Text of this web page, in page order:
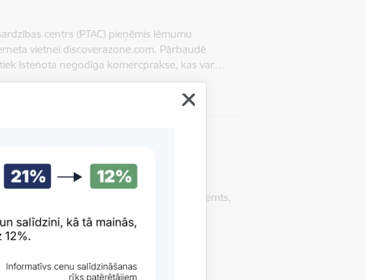
centrs (PTAC) pieņēmis lēmumu
vietnei discoverazone.com. Pārbaudē
īstenota negodīga komercprakse, kas var…
centrs (PTAC) pieņēmis lēmumu
vietnei marta-riga.com. Lēmums pieņemts,
sakari